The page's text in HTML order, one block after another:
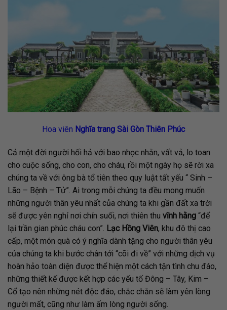
Hoa viên Nghĩa trang Sài Gòn Thiên Phúc
Cả một đời người hối hả với bao nhọc nhằn, vất vả, lo toan
cho cuộc sống, cho con, cho cháu, rồi một ngày họ sẽ rời xa
chúng ta về với ông bà tổ tiên theo quy luật tất yếu “ Sinh –
Lão – Bệnh – Tử”. Ai trong mỗi chúng ta đều mong muốn
những người thân yêu nhất của chúng ta khi gần đất xa trời
sẽ được yên nghỉ nơi chín suối, nơi thiên thu vĩnh hằng “để
lại trần gian phúc cháu con”. Lạc Hồng Viên, khu đô thị cao
cấp, một món quà có ý nghĩa dành tặng cho người thân yêu
của chúng ta khi bước chân tới “cõi đi về” với những dịch vụ
hoàn hảo toàn diện được thể hiện một cách tận tình chu đáo,
những thiết kế được kết hợp các yếu tố Đông – Tây, Kim –
Cổ tạo nên những nét độc đáo, chắc chắn sẽ làm yên lòng
người mất, cũng như làm ấm lòng người sống.